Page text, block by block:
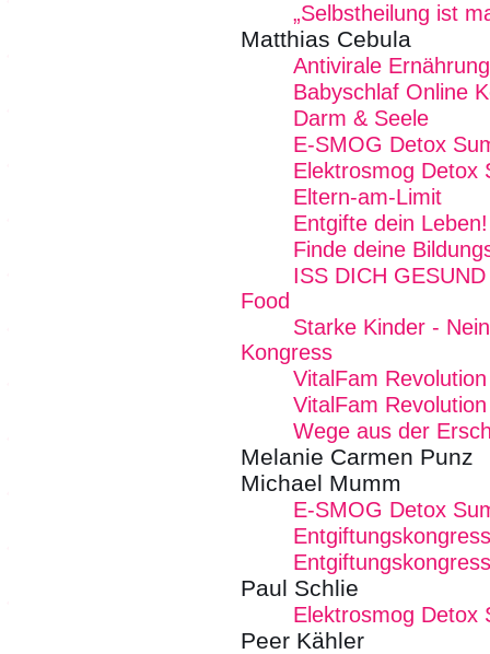
„Selbstheilung ist
Matthias Cebula
Antivirale Ernährung
Babyschlaf Online
Darm & Seele
E-SMOG Detox
Elektrosmog Detox
Eltern-am-Limit
Entgifte dein Leben!
Finde deine
ISS DICH
Food
Starke Kinder -
Kongress
VitalFam Revolution
VitalFam
Wege aus der
Melanie Carmen Punz
Michael Mumm
E-SMOG Detox
Entgiftungskongress
Entgiftungskongress
Paul Schlie
Elektrosmog Detox
Peer Kähler